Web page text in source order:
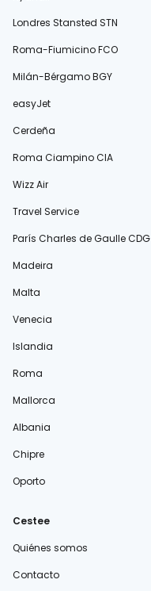
Londres Stansted STN
Roma-Fiumicino FCO
Milán-Bérgamo BGY
easyJet
Cerdeña
Roma Ciampino CIA
Wizz Air
Travel Service
París Charles de Gaulle CDG
Madeira
Malta
Venecia
Islandia
Roma
Mallorca
Albania
Chipre
Oporto
Cestee
Quiénes somos
Contacto